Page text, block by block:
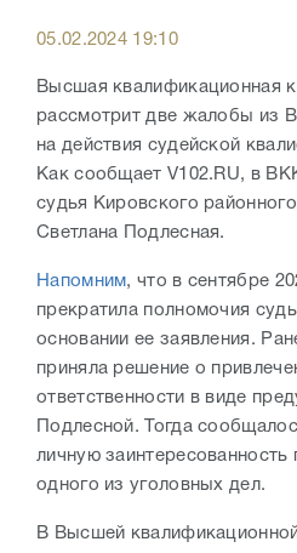
05.02.2024 19:10
Высшая квалификационная
рассмотрит две жалобы из
на действия судейской
Как сообщает V102.RU, в
судья Кировского
Светлана Подлесная.
Напомним, что в сентябре
прекратила полномочия
основании ее заявления.
приняла решение о
ответственности в виде
Подлесной. Тогда
личную заинтересованность
одного из уголовных дел.
В Высшей